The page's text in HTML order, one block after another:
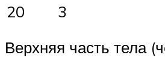
20 3
Верхняя часть тела